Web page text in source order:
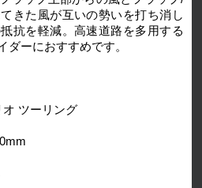
きた風が互いの勢いを打ち消し
抗を軽減。高速道路を多用する
ダーにおすすめです。
オ ツーリング